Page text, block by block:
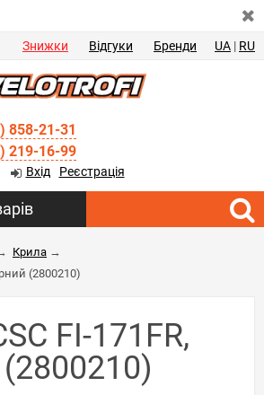
Знижки Відгуки Бренди UA | RU
858-21-31
219-16-99
Вхід Реєстрація
Крила →
(2800210)
FI-171FR,